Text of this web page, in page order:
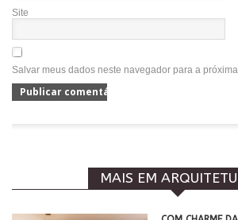
Site
Salvar meus dados neste navegador para a
MAIS EM